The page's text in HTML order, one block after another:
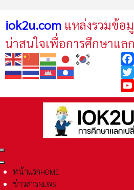
iok2u.com แหล่งรวมข้อมู
น่าสนใจเพื่อการศึกษาแล
หน้าแรกHOME
ข่าวสารNEWS